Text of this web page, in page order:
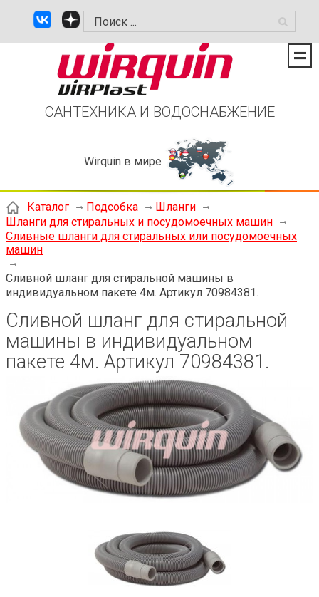
САНТЕХНИКА И ВОДОСНАБЖЕНИЕ
Wirquin в мире
Каталог Подсобка
Шланги
Шланги для стиральных и посудомоечных машин
Сливные шланги для стиральных или посудомоечных
машин
Сливной шланг для стиральной машины в
индивидуальном пакете 4м. Артикул 70984381.
Сливной шланг для стиральной
машины в индивидуальном
пакете 4м. Артикул 70984381.